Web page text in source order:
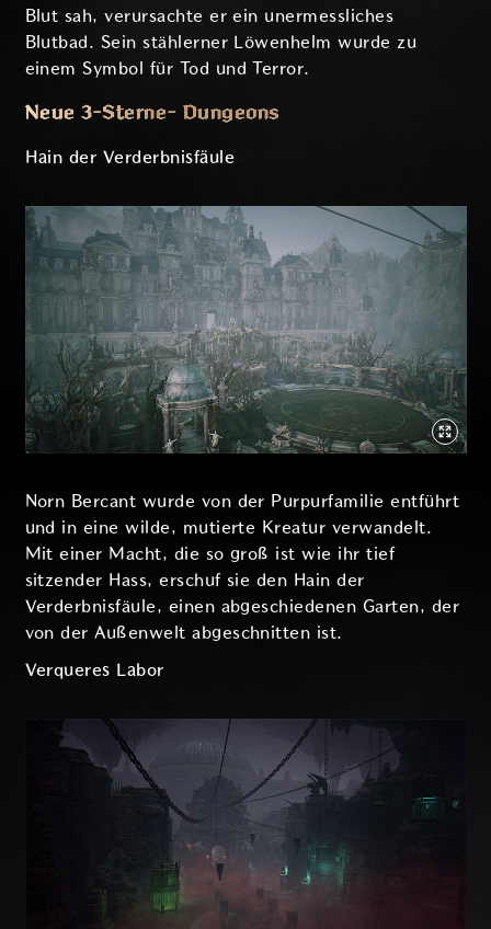
Blut sah, verursachte er ein unermessliches
Blutbad. Sein stählerner Löwenhelm wurde zu
einem Symbol für Tod und Terror.
Neue 3-Sterne- Dungeons
Hain der Verderbnisfäule
Norn Bercant wurde von der Purpurfamilie entführt
und in eine wilde, mutierte Kreatur verwandelt.
Mit einer Macht, die so groß ist wie ihr tief
sitzender Hass, erschuf sie den Hain der
Verderbnisfäule, einen abgeschiedenen Garten, der
von der Außenwelt abgeschnitten ist.
Verqueres Labor